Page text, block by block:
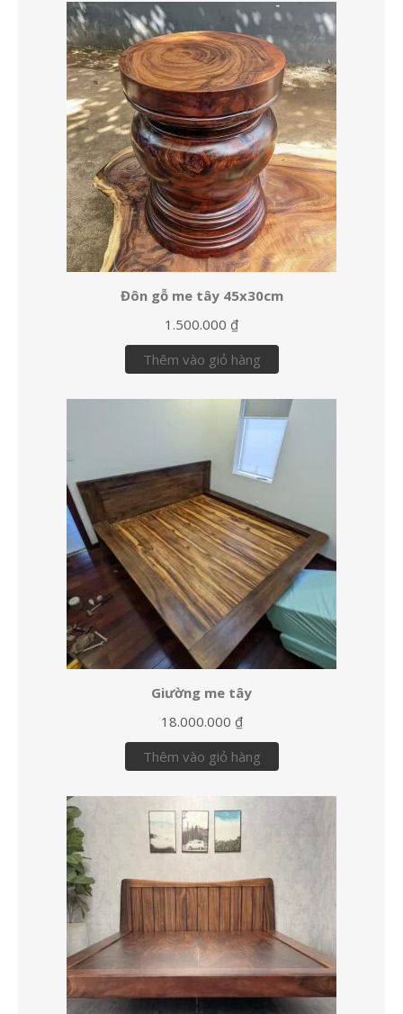
Đôn gỗ me tây 45x30cm
1.500.000 ₫
Thêm vào giỏ hàng
Giường me tây
18.000.000 ₫
Thêm vào giỏ hàng